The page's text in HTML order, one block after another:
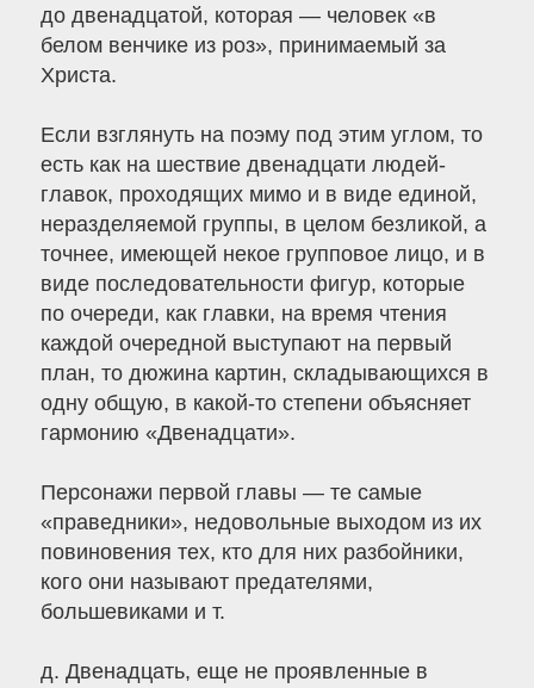
до двенадцатой, которая — человек «в
белом венчике из роз», принимаемый за
Христа.
Если взглянуть на поэму под этим углом, то
есть как на шествие двенадцати людей-
главок, проходящих мимо и в виде единой,
неразделяемой группы, в целом безликой, а
точнее, имеющей некое групповое лицо, и в
виде последовательности фигур, которые
по очереди, как главки, на время чтения
каждой очередной выступают на первый
план, то дюжина картин, складывающихся в
одну общую, в какой-то степени объясняет
гармонию «Двенадцати».
Персонажи первой главы — те самые
«праведники», недовольные выходом из их
повиновения тех, кто для них разбойники,
кого они называют предателями,
большевиками и т.
д. Двенадцать, еще не проявленные в